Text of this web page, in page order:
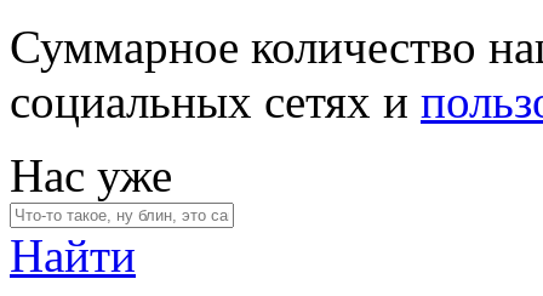
Суммарное количество
социальных сетях и
Нас уже
Найти